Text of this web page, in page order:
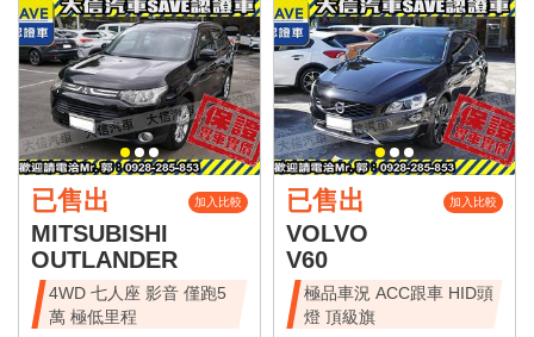
已售出 加入比較
MITSUBISHI
OUTLANDER
4WD 七人座 影音 僅跑5
萬 極低里程
已售出 加入比較
VOLVO
V60
極品車況 ACC跟車 HID頭
燈 頂級旗